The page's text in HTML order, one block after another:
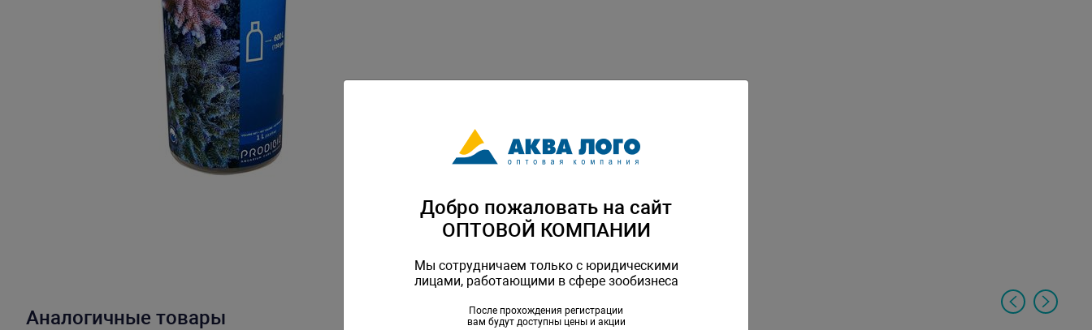
Аналогичные товары
Добро пожаловать на сайт
ОПТОВОЙ КОМПАНИИ
Мы сотрудничаем только с юридическими
лицами, работающими в сфере зообизнеса
После прохождения регистрации
вам будут доступны цены и акции